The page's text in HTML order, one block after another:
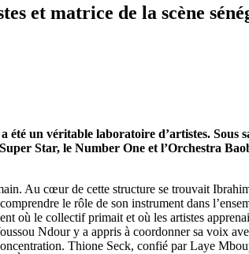
et matrice de la scène
un véritable laboratoire d’artistes. Sous
Star, le Number One et l’Orchestra
Au cœur de cette structure se trouvait
le rôle de son instrument dans
où le collectif primait et où les artistes
Ndour y a appris à coordonner sa voix
Thione Seck, confié par Laye